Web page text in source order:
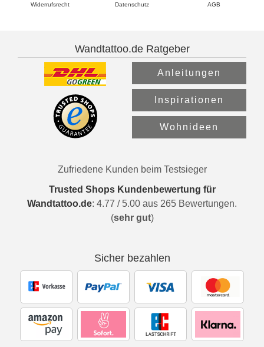
Widerrufsrecht Datenschutz AGB
Wandtattoo.de Ratgeber
Anleitungen
Inspirationen
Wohnideen
Zufriedene Kunden beim Testsieger
Trusted Shops Kundenbewertung für
Wandtattoo.de: 4.77 / 5.00 aus 265 Bewertungen.
(sehr gut)
Sicher bezahlen